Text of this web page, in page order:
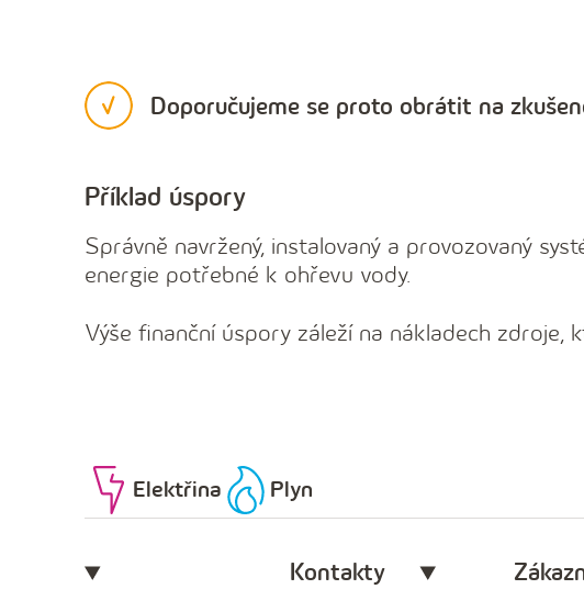
Doporučujeme se proto obrátit na
Příklad úspory
Správně navržený, instalovaný a provozovaný
energie potřebné k ohřevu vody.
Výše finanční úspory záleží na nákladech zdroje,
Elektřina Plyn
Kontakty